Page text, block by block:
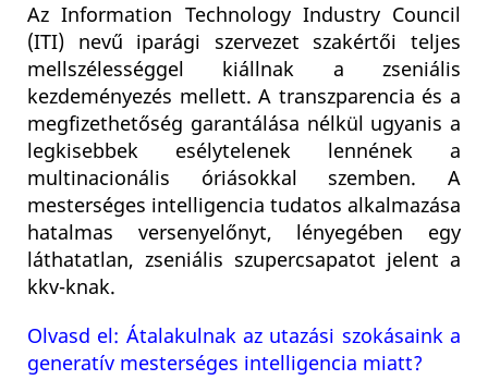
Az Information Technology Industry Council
(ITI) nevű iparági szervezet szakértői teljes
mellszélességgel kiállnak a zseniális
kezdeményezés mellett. A transzparencia és a
megfizethetőség garantálása nélkül ugyanis a
legkisebbek esélytelenek lennének a
multinacionális óriásokkal szemben. A
mesterséges intelligencia tudatos alkalmazása
hatalmas versenyelőnyt, lényegében egy
láthatatlan, zseniális szupercsapatot jelent a
kkv-knak.
Olvasd el: Átalakulnak az utazási szokásaink a
generatív mesterséges intelligencia miatt?